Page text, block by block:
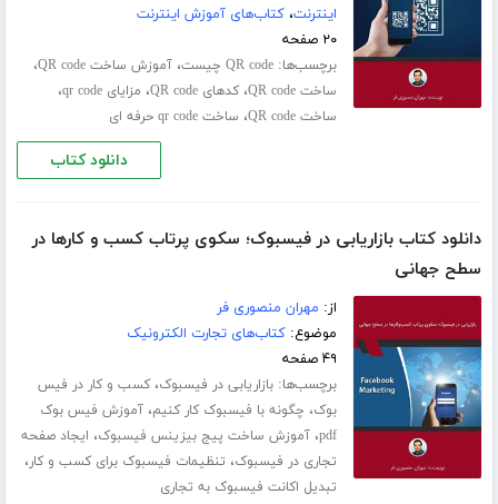
اینترنت،کتاب‌های آموزش اینترنت
۲۰ صفحه
برچسب‌ها:QR code چیست ،آموزش ساخت QR code ،
ساخت QR code ،کدهای QR code ، مزایای qr code ،
ساخت QR code ، ساخت qr code حرفه ای
دانلود کتاب
دانلود کتاب بازاریابی در فیسبوک؛ سکوی پرتاب کسب و کارها در
سطح جهانی
از: مهران منصوری فر
موضوع:کتاب‌های تجارت الکترونیک
۴۹ صفحه
برچسب‌ها:بازاریابی در فیسبوک،کسب و کار در فیس
بوک، چگونه با فیسبوک کار کنیم،آموزش فیس بوک
pdf،آموزش ساخت پیج بیزینس فیسبوک، ایجاد صفحه
تجاری در فیسبوک، تنظیمات فیسبوک برای کسب و کار،
تبدیل اکانت فیسبوک به تجاری